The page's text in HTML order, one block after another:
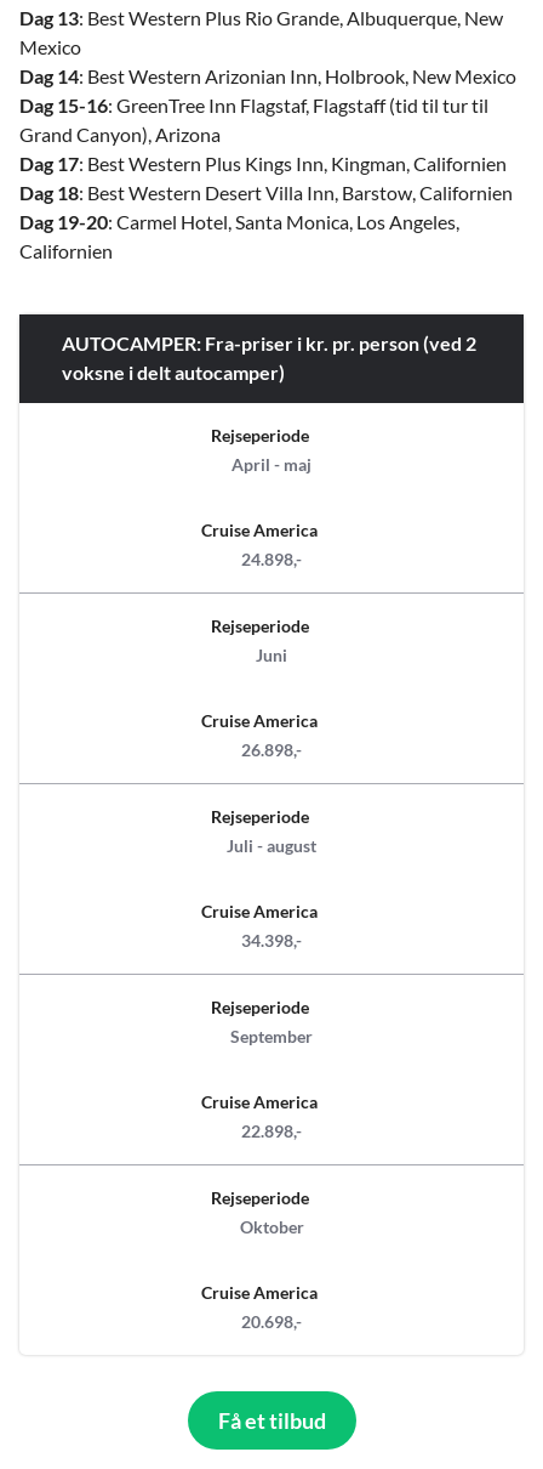
Dag 13: Best Western Plus Rio Grande, Albuquerque, New
Mexico
Dag 14: Best Western Arizonian Inn, Holbrook, New Mexico
Dag 15-16: GreenTree Inn Flagstaf, Flagstaff (tid til tur til
Grand Canyon), Arizona
Dag 17: Best Western Plus Kings Inn, Kingman, Californien
Dag 18: Best Western Desert Villa Inn, Barstow, Californien
Dag 19-20: Carmel Hotel, Santa Monica, Los Angeles,
Californien
AUTOCAMPER: Fra-priser i kr. pr. person (ved 2
voksne i delt autocamper)
Rejseperiode
April - maj
Cruise America
24.898,-
Rejseperiode
Juni
Cruise America
26.898,-
Rejseperiode
Juli - august
Cruise America
34.398,-
Rejseperiode
September
Cruise America
22.898,-
Rejseperiode
Oktober
Cruise America
20.698,-
Få et tilbud